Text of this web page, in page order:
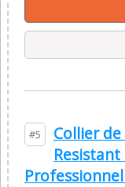
#5
Collier